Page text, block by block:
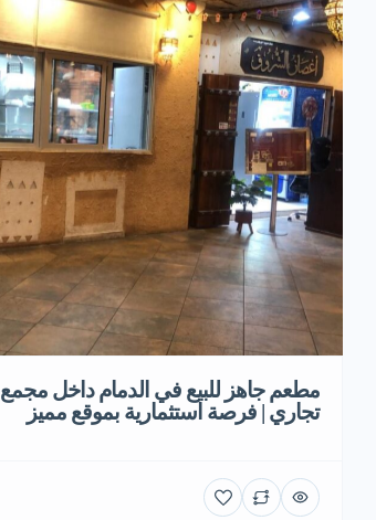
مطعم جاهز للبيع في الدمام داخل مجمع
تجاري | فرصة استثمارية بموقع مميز